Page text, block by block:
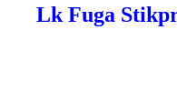
Lk Fuga